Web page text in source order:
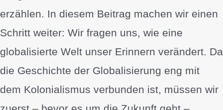
erzählen. In diesem Beitrag machen wir einen
Schritt weiter: Wir fragen uns, wie eine
globalisierte Welt unser Erinnern verändert. Da
die Geschichte der Globalisierung eng mit
dem Kolonialismus verbunden ist, müssen wir